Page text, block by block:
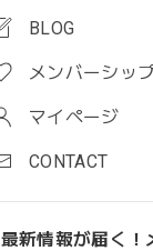
BLOG
メンバーシッ
マイページ
CONTACT
最新情報が届く！